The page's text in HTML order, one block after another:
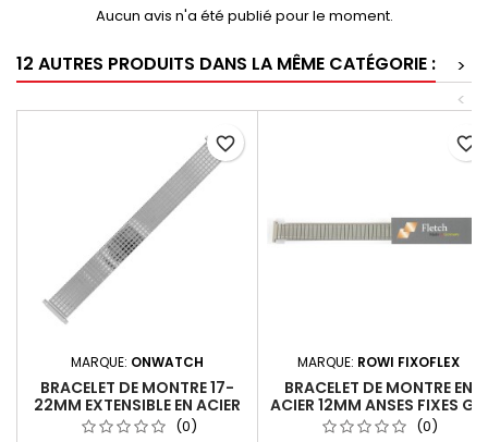
Aucun avis n'a été publié pour le moment.
12 AUTRES PRODUITS DANS LA MÊME CATÉGORIE :
>
<
MARQUE: ONWATCH
BRACELET DE MONTRE 17-
22MM EXTENSIBLE EN ACIER
INOXYDABLE FIXOSTAR
(0)
favorite_border
MARQUE: ROWI FIXOFLEX
BRACELET DE MONTRE EN
ACIER 12MM ANSES FIXES GA
DE 16MM ROWI FLECH
(0)
favorite_border